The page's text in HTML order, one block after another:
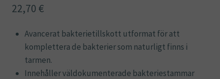
22,70 €
Avancerat bakterietillskott utformat för att
komplettera de bakterier som naturligt finns i
tarmen.
Innehåller väldokumenterade bakteriestammar